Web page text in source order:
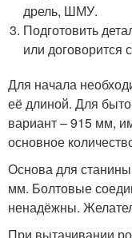
дрель, ШМУ.
Подготовить
или договорится
Для начала
её длиной. Для
вариант – 915 мм,
основное
Основа для
мм. Болтовые
ненадёжны.